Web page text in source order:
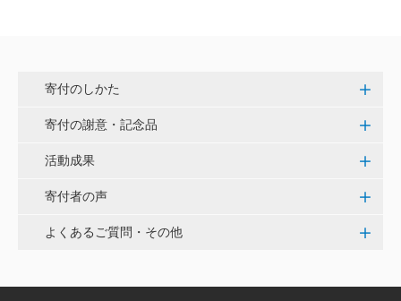
寄付のしかた
寄付の謝意・記念品
活動成果
寄付者の声
よくあるご質問・その他